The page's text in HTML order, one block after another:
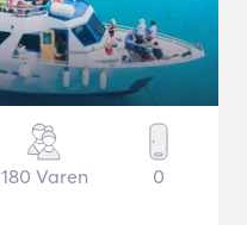
180 Varen 0